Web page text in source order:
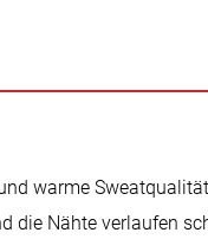
warme
die Nähte verlaufen